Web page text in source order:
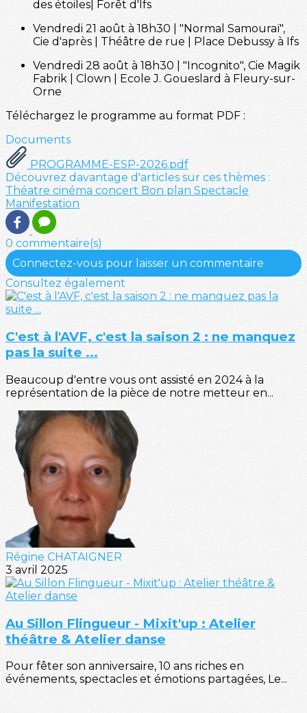
des étoiles| Forêt d'Ifs
Vendredi 21 août à 18h30 | "Normal Samouraï",
Cie d'après | Théâtre de rue | Place Debussy à Ifs
Vendredi 28 août à 18h30 | "Incognito", Cie Magik
Fabrik | Clown | Ecole J. Goueslard à Fleury-sur-
Orne
Téléchargez le programme au format PDF :
Documents
PROGRAMME-ESP-2026.pdf
Découvrez davantage d'articles sur ces thèmes :
Théatre cinéma concert Bon plan Spectacle
Manifestation
0 commentaire(s)
Connectez-vous pour laisser un commentaire
Consultez également
C'est à l'AVF, c'est la saison 2 : ne manquez
pas la suite ...
Beaucoup d'entre vous ont assisté en 2024 à la
représentation de la pièce de notre metteur en...
Régine CHATAIGNER
3 avril 2025
Au Sillon Flingueur - Mixit'up : Atelier
théâtre & Atelier danse
Pour fêter son anniversaire, 10 ans riches en
événements, spectacles et émotions partagées, Le...